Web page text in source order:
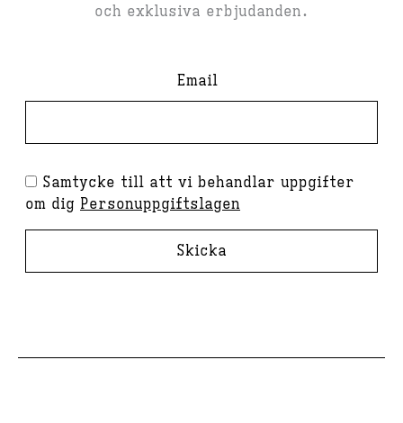
och exklusiva erbjudanden.
Email
Samtycke till att vi behandlar uppgifter
om dig Personuppgiftslagen
Skicka